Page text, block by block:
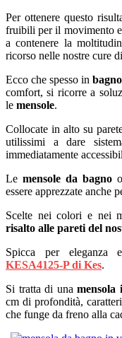
Per ottenere questo
fruibili per il movimento
a contenere la
ricorso nelle nostre cure
Ecco che spesso in bagno
comfort, si ricorre a
le mensole.
Collocate in alto su
utilissimi a dare
immediatamente
Le mensole da bagno
essere apprezzate anche
Scelte nei colori e nei
risalto alle pareti del
Spicca per eleganza
KESA4125-P di Kes.
Si tratta di unamensola
cm di profondità,
che funge da freno alla